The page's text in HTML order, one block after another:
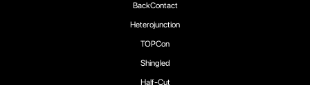
BackContact
Heterojunction
TOPCon
Shingled
Half-Cut